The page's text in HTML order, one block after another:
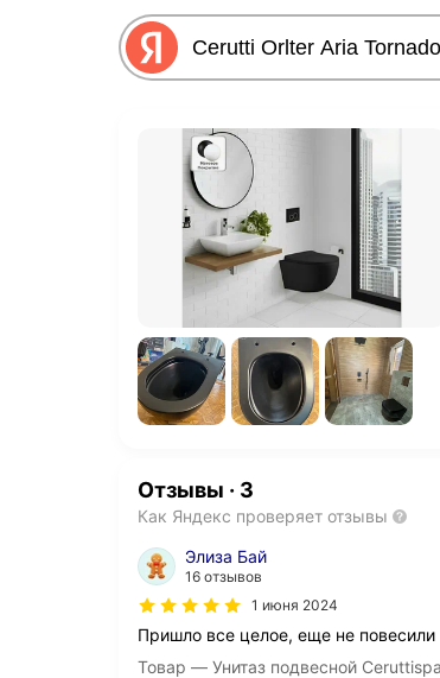
Отзывы · 3
Как Яндекс проверяет отзывы
Элиза Бай
16 отзывов
1 июня 2024
Пришло все целое, еще не повесили
Товар — Унитаз подвесной